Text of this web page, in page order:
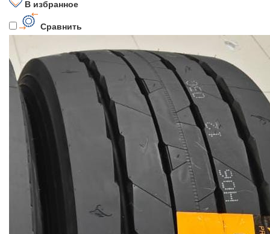
В избранное
Сравнить